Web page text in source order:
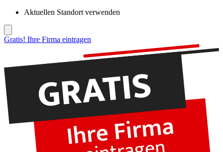
Aktuellen Standort verwenden
Gratis! Ihre Firma eintragen